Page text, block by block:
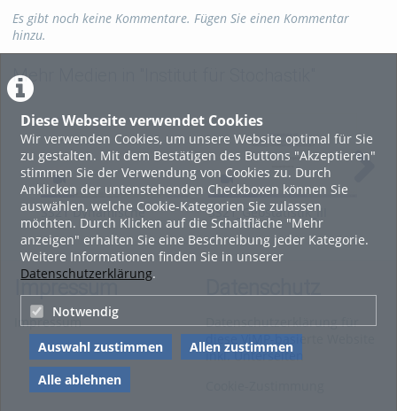
Diese Webseite verwendet Cookies
Wir verwenden Cookies, um unsere Website optimal für Sie
zu gestalten. Mit dem Bestätigen des Buttons "Akzeptieren"
stimmen Sie der Verwendung von Cookies zu. Durch
Anklicken der untenstehenden Checkboxen können Sie
auswählen, welche Cookie-Kategorien Sie zulassen
möchten. Durch Klicken auf die Schaltfläche "Mehr
anzeigen" erhalten Sie eine Beschreibung jeder Kategorie.
Weitere Informationen finden Sie in unserer
Datenschutzerklärung.
Notwendig
Auswahl zustimmen
Allen zustimmen
Alle ablehnen
Kategorien: Fachgebiete,
Mathematik
Es gibt noch keine Kommentare. Fügen Sie einen Kommentar
hinzu.
Mehr Medien in "Institut für Stochastik"
SS21 Dynamische
Systeme I
SS21_Geostatistik_III
Impressum
Impressum
Datenschutzerklärung für
diese ViMP-basierte Website
inkl. Unterseiten